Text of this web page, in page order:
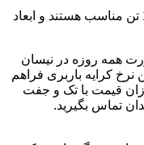
همان 10 چرخ ها برای جابه جایی بار تا 15 تن مناسب هستند و ابعاد
همه روزه در نیسان
نرخ کرایه باربری فراهم
قیمت با تک و جفت
تماس بگیرید.